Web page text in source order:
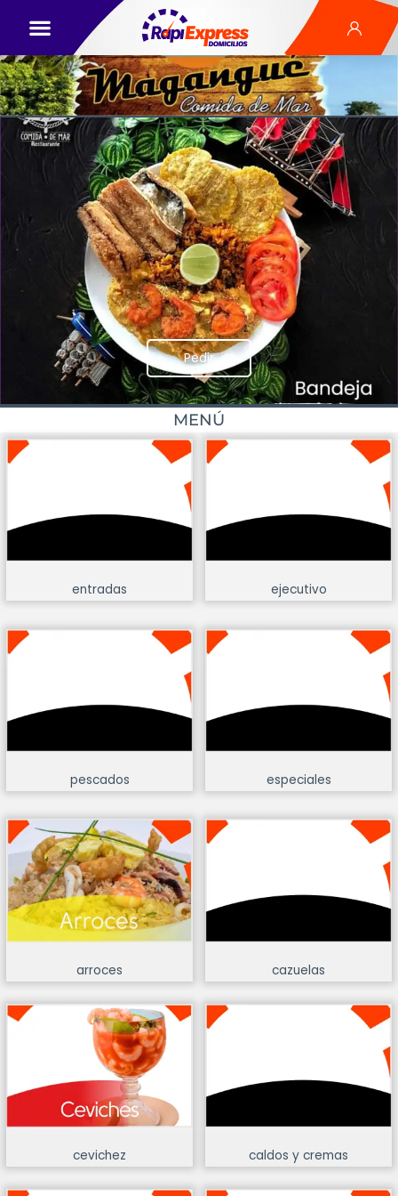
Pedir
MENÚ
entradas
pescados
arroces
ejecutivo
especiales
cazuelas
cevichez caldos y cremas